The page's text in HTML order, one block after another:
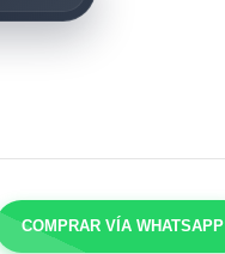
COMPRAR VÍA WHATSAPP